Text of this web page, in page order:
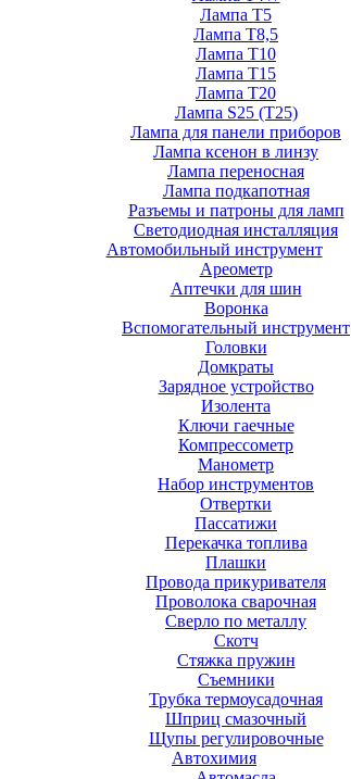
Лампа T5
Лампа T8,5
Лампа T10
Лампа T15
Лампа T20
Лампа S25 (T25)
Лампа для панели приборов
Лампа ксенон в линзу
Лампа переносная
Лампа подкапотная
Разъемы и патроны для ламп
Светодиодная инсталляция
Автомобильный инструмент
Ареометр
Аптечки для шин
Воронка
Вспомогательный инструмент
Головки
Домкраты
Зарядное устройство
Изолента
Ключи гаечные
Компрессометр
Манометр
Набор инструментов
Отвертки
Пассатижи
Перекачка топлива
Плашки
Провода прикуривателя
Проволока сварочная
Сверло по металлу
Скотч
Стяжка пружин
Съемники
Трубка термоусадочная
Шприц смазочный
Щупы регулировочные
Автохимия